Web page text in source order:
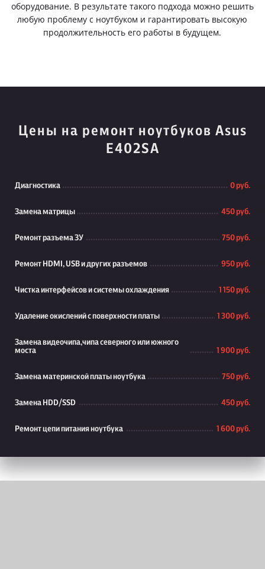
оборудование. В результате такого подхода можно решить
любую проблему с ноутбуком и гарантировать высокую
продолжительность его работы в будущем.
Цены на ремонт ноутбуков Asus
E402SA
Диагностика 0 руб.
Замена матрицы 450 руб.
Ремонт разъема ЗУ 750 руб.
Ремонт HDMI, USB и других разъемов 950 руб.
Чистка интерфейсов и системы охлаждения 1 150 руб.
Удаление окислений с поверхности платы 1 300 руб.
Замена видеочипа,чипа северного или южного
моста
1 900 руб.
Замена материнской платы ноутбука 750 руб.
Замена HDD/SSD 450 руб.
Ремонт цепи питания ноутбука 1 600 руб.